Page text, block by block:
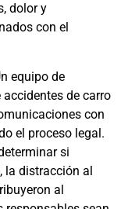
dolor y
con el
equipo de
de carro
con
el proceso legal.
si
la distracción al
al